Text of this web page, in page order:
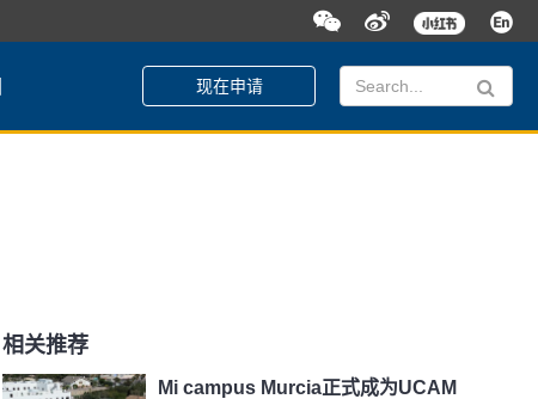
现在申请
相关推荐
Mi campus Murcia正式成为UCAM